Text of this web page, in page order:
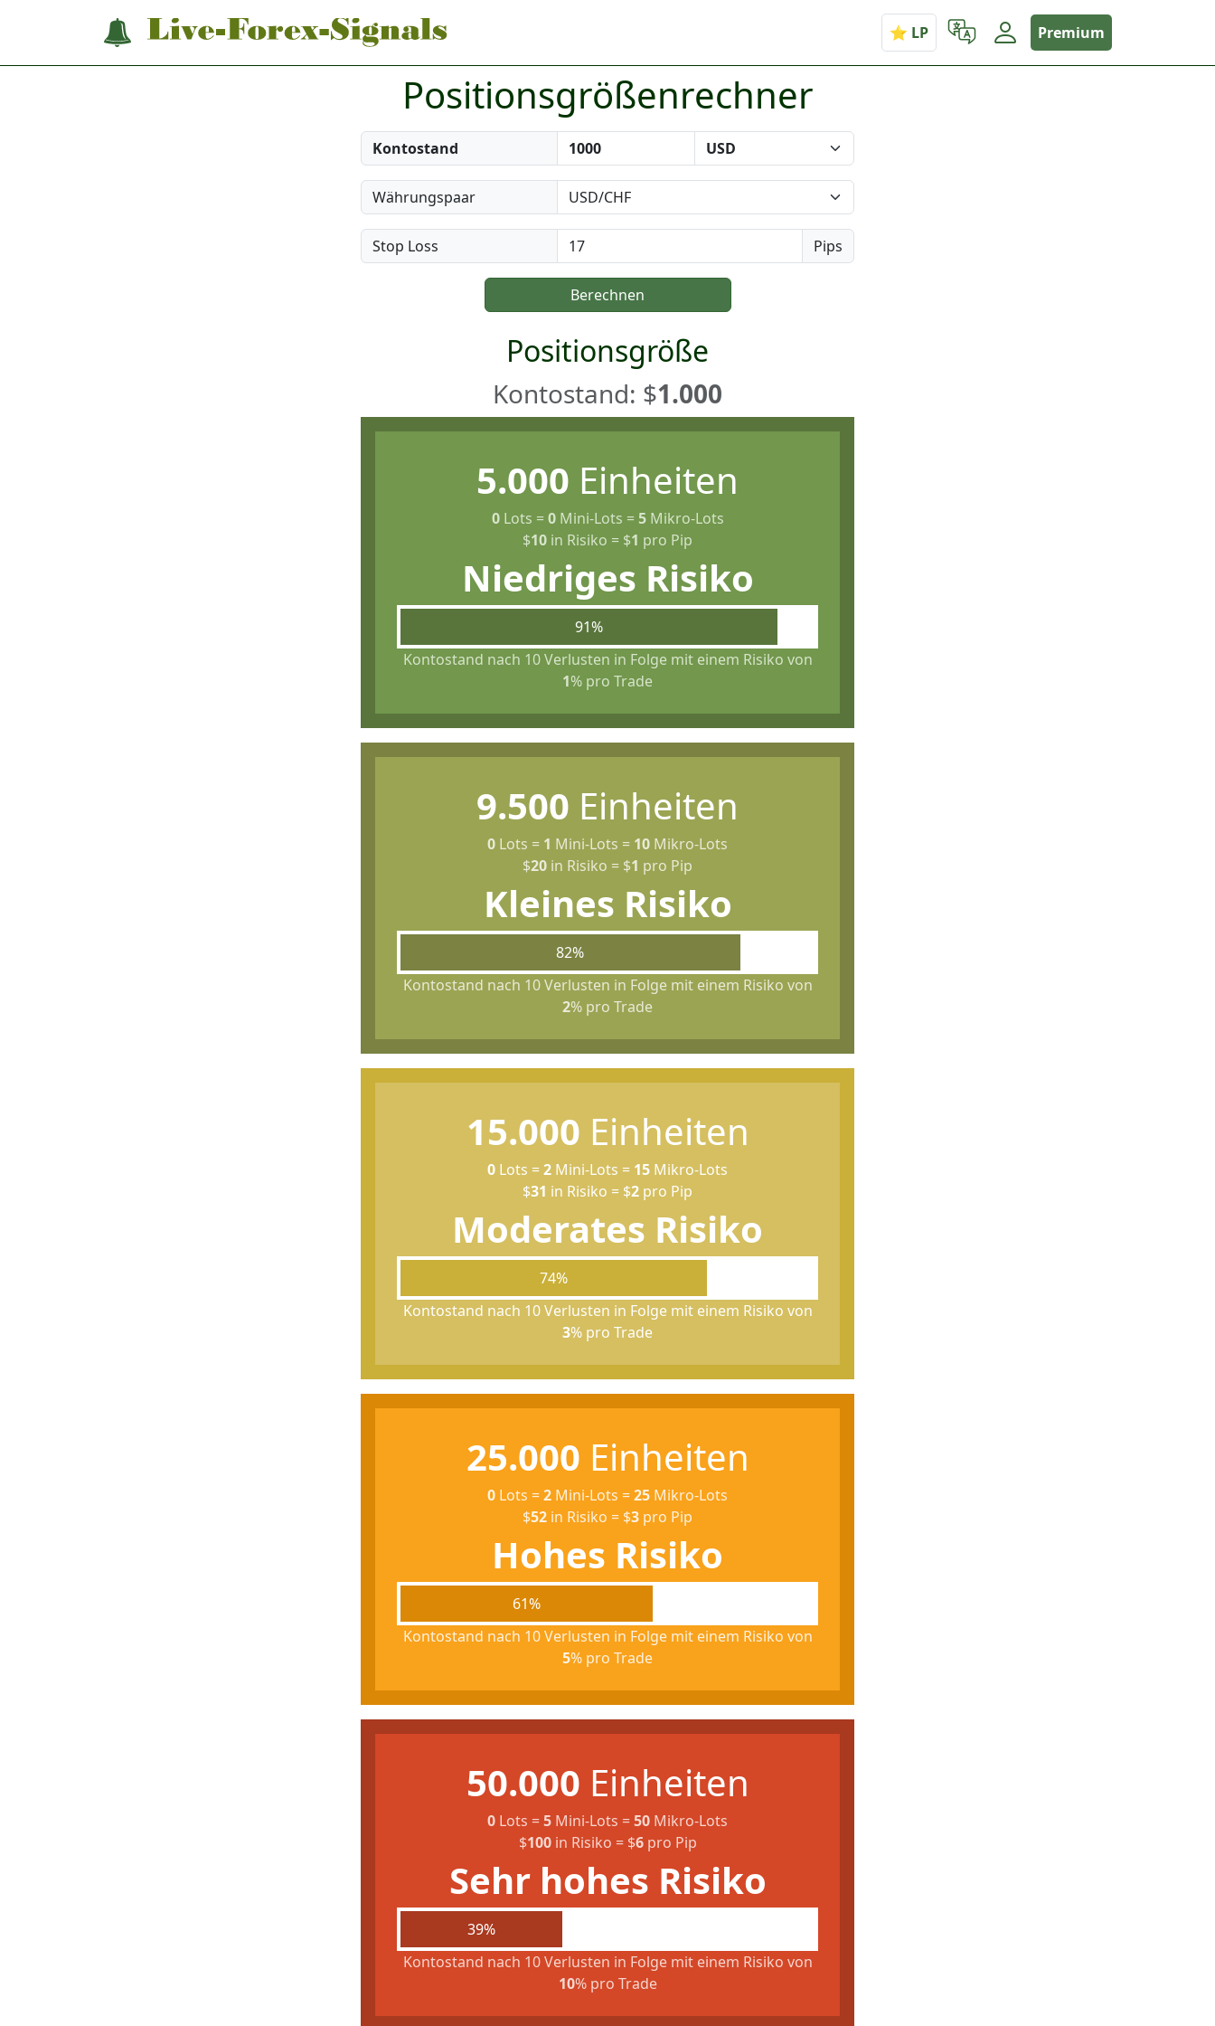
Premium
Positionsgrößenrechner
Kontostand
Währungspaar
Stop Loss Pips
Berechnen
Positionsgröße
Kontostand: $1.000
5.000 Einheiten
0Lots =0Mini-Lots =5Mikro-Lots
$10 in Risiko = $1 pro Pip
Niedriges Risiko
91%
Kontostand nach 10 Verlusten in Folge mit einem Risiko von
1% pro Trade
9.500 Einheiten
0 Lots = 1 Mini-Lots = 10 Mikro-Lots
$20 in Risiko = $1 pro Pip
Kleines Risiko
82%
Kontostand nach 10 Verlusten in Folge mit einem Risiko von
2% pro Trade
15.000 Einheiten
0 Lots =2 Mini-Lots = 15 Mikro-Lots
$31 in Risiko = $2 pro Pip
Moderates Risiko
74%
Kontostand nach 10 Verlusten in Folge mit einem Risiko von
3% pro Trade
25.000 Einheiten
0 Lots =2 Mini-Lots =25 Mikro-Lots
$52 in Risiko = $3 pro Pip
Hohes Risiko
61%
Kontostand nach 10 Verlusten in Folge mit einem Risiko von
5% pro Trade
50.000 Einheiten
0 Lots =5 Mini-Lots =50 Mikro-Lots
$100in Risiko = $6pro Pip
Sehr hohes Risiko
39%
Kontostand nach 10 Verlusten in Folge mit einem Risiko von
10% pro Trade